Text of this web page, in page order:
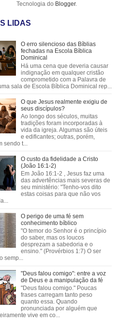
Tecnologia do Blogger.
LIDAS
O erro silencioso das Bíblias
fechadas na Escola Bíblica
Dominical
Há uma cena que deveria causar
indignação em qualquer cristão
comprometido com a Palavra de
sala de Escola Bíblica Dominical rep...
O que Jesus realmente exigiu de
seus discípulos?
Ao longo dos séculos, muitas
tradições foram incorporadas à
vida da igreja. Algumas são úteis
e edificantes; outras, porém,
sendo t...
O custo da fidelidade a Cristo
(João 16:1-2)
Em João 16:1-2 , Jesus faz uma
das advertências mais severas de
seu ministério: "Tenho-vos dito
estas coisas para que não vos
O perigo de uma fé sem
conhecimento bíblico
"O temor do Senhor é o princípio
do saber, mas os loucos
desprezam a sabedoria e o
ensino." (Provérbios 1:7) O ser
semp...
"Deus falou comigo": entre a voz
de Deus e a manipulação da fé
"Deus falou comigo." Poucas
frases carregam tanto peso
quanto essa. Quando
pronunciada por alguém que
vive em co...